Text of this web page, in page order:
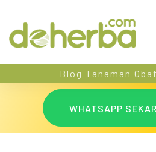
Blog Tanaman
WHATSAPP